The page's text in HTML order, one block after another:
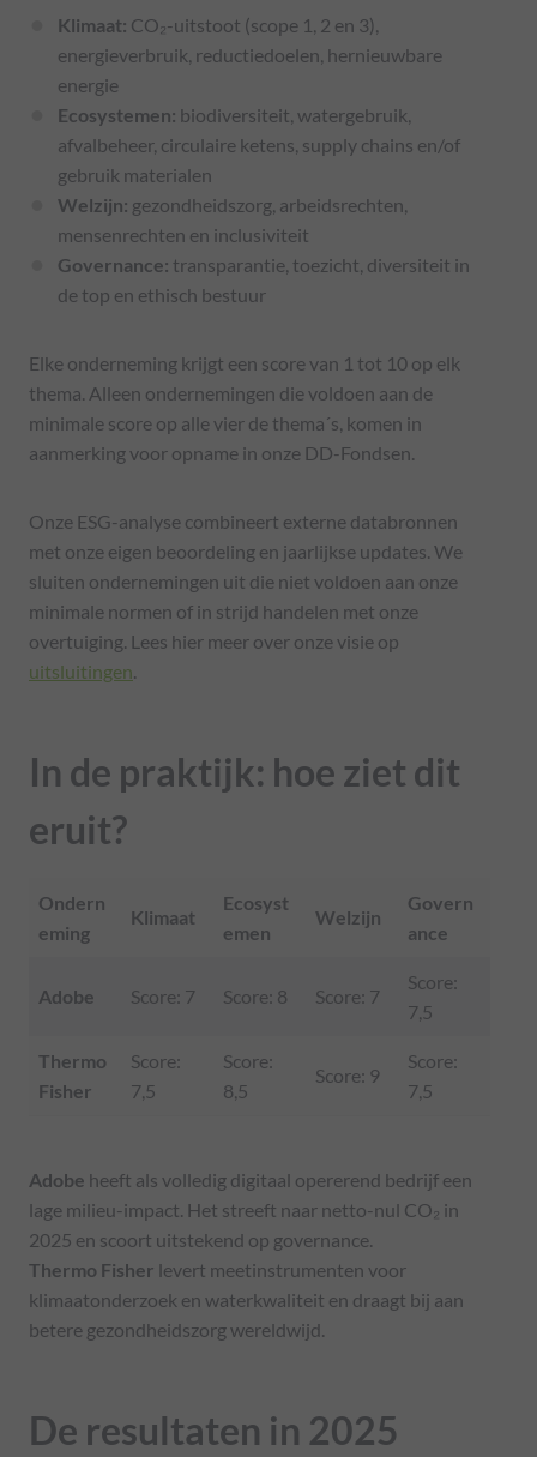
Klimaat: CO₂-uitstoot (scope 1, 2 en 3),
energieverbruik, reductiedoelen, hernieuwbare
energie
Ecosystemen: biodiversiteit, watergebruik,
afvalbeheer, circulaire ketens, supply chains en/of
gebruik materialen
Welzijn: gezondheidszorg, arbeidsrechten,
mensenrechten en inclusiviteit
Governance: transparantie, toezicht, diversiteit in
de top en ethisch bestuur
Elke onderneming krijgt een score van 1 tot 10 op elk
thema. Alleen ondernemingen die voldoen aan de
minimale score op alle vier de thema´s, komen in
aanmerking voor opname in onze DD-Fondsen.
Onze ESG-analyse combineert externe databronnen
met onze eigen beoordeling en jaarlijkse updates. We
sluiten ondernemingen uit die niet voldoen aan onze
minimale normen of in strijd handelen met onze
overtuiging. Lees hier meer over onze visie op
uitsluitingen.
In de praktijk: hoe ziet dit
eruit?
Ondern
eming
Klimaat
Ecosyst
emen
Welzijn
Govern
ance
Adobe Score: 7 Score: 8 Score: 7
Score:
7,5
Thermo
Fisher
Score:
7,5
Score:
8,5
Score: 9
Score:
7,5
Adobe heeft als volledig digitaal opererend bedrijf een
lage milieu-impact. Het streeft naar netto-nul CO₂ in
2025 en scoort uitstekend op governance.
Thermo Fisher levert meetinstrumenten voor
klimaatonderzoek en waterkwaliteit en draagt bij aan
betere gezondheidszorg wereldwijd.
De resultaten in 2025